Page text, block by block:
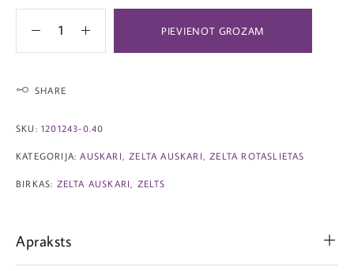
PIEVIENOT GROZAM
SHARE
SKU: 1201243-0.40
KATEGORIJA:AUSKARI ZELTA AUSKARI ZELTA ROTASLIETAS
BIRKAS: ZELTA AUSKARI ZELTS
Apraksts